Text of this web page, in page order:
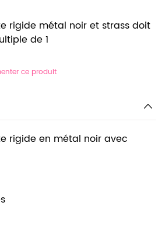
rigide métal noir et strass doit
de 1
ce produit
rigide en métal noir avec